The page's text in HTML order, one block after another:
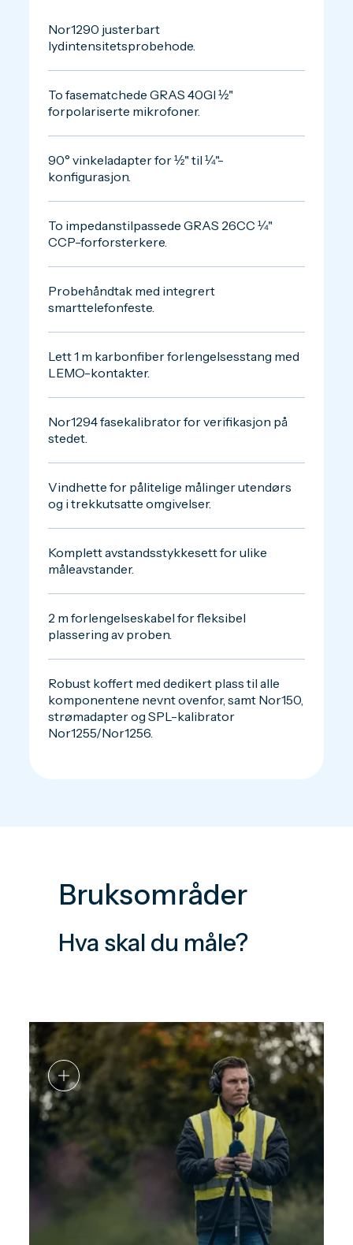
Nor1290 justerbart
lydintensitetsprobehode.
To fasematchede GRAS 40GI ½"
forpolariserte mikrofoner.
90° vinkeladapter for ½" til ¼"-
konfigurasjon.
To impedanstilpassede GRAS 26CC ¼"
CCP-forforsterkere.
Probehåndtak med integrert
smarttelefonfeste.
Lett 1 m karbonfiber forlengelsesstang med
LEMO-kontakter.
Nor1294 fasekalibrator for verifikasjon på
stedet.
Vindhette for pålitelige målinger utendørs
og i trekkutsatte omgivelser.
Komplett avstandsstykkesett for ulike
måleavstander.
2 m forlengelseskabel for fleksibel
plassering av proben.
Robust koffert med dedikert plass til alle
komponentene nevnt ovenfor, samt Nor150,
strømadapter og SPL-kalibrator
Nor1255/Nor1256.
Bruksområder
Hva skal du måle?